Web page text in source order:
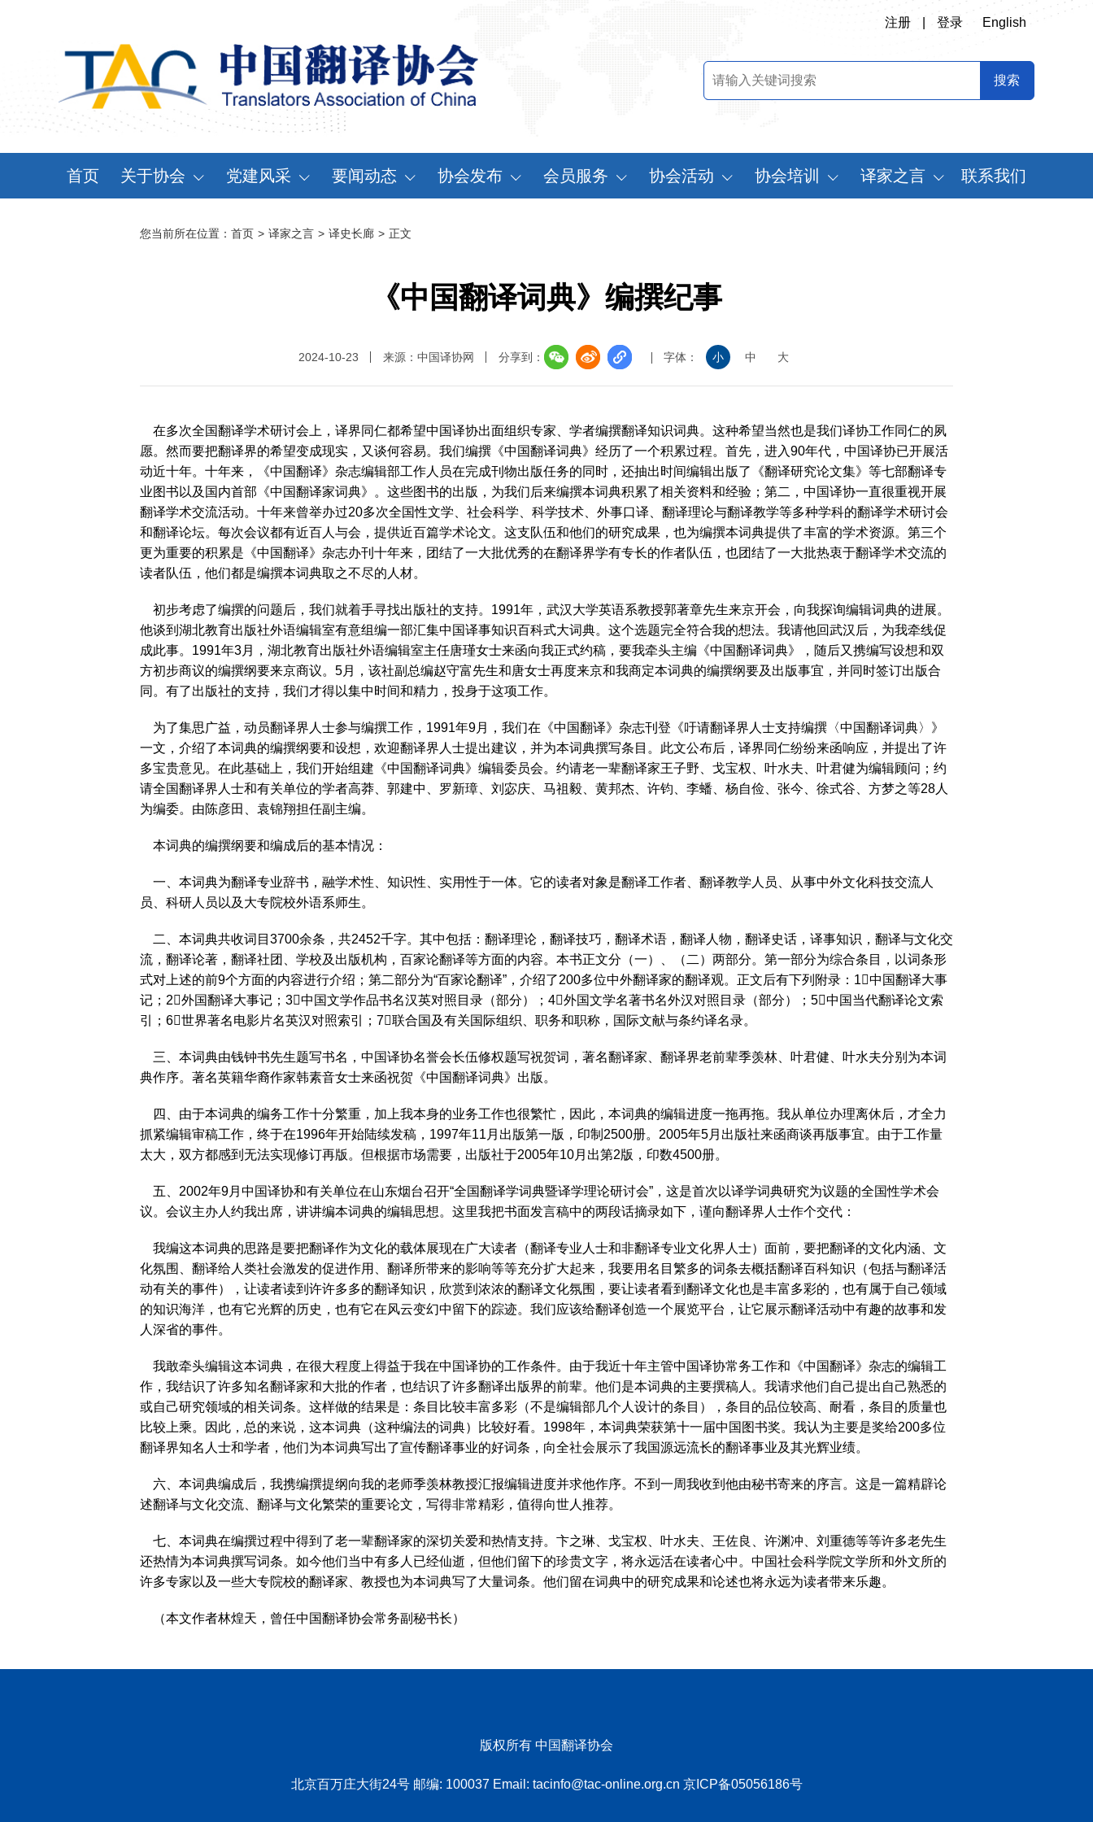
注册 登录 English
首页 关于协会
历届会员代表大会
编
党建风采 要闻动态
会员动态
协会发布
认证服务
会员服务
缴费说明
协会活动
亚太翻译论坛
翻译中国·拥抱世
全国口译大赛
韩素音国际翻译大
赛
全国翻译技术大赛
协会培训 译家之言 联系我们
您当前所在位置： 首页 > 译家之言 > 译史长廊 > 正文
《中国翻译词典》编撰纪事
2024-10-23 来源：中国译协网 分享到： 字体： 小 中 大
在多次全国翻译学术研讨会上，译界同仁都希望中国译协出面组织专家、学者编撰翻译知识词典。这种希望当然也是我们译协工作同仁的夙
愿。然而要把翻译界的希望变成现实，又谈何容易。我们编撰《中国翻译词典》经历了一个积累过程。首先，进入90年代，中国译协已开展活
动近十年。十年来，《中国翻译》杂志编辑部工作人员在完成刊物出版任务的同时，还抽出时间编辑出版了《翻译研究论文集》等七部翻译专
业图书以及国内首部《中国翻译家词典》。这些图书的出版，为我们后来编撰本词典积累了相关资料和经验；第二，中国译协一直很重视开展
翻译学术交流活动。十年来曾举办过20多次全国性文学、社会科学、科学技术、外事口译、翻译理论与翻译教学等多种学科的翻译学术研讨会
和翻译论坛。每次会议都有近百人与会，提供近百篇学术论文。这支队伍和他们的研究成果，也为编撰本词典提供了丰富的学术资源。第三个
更为重要的积累是《中国翻译》杂志办刊十年来，团结了一大批优秀的在翻译界学有专长的作者队伍，也团结了一大批热衷于翻译学术交流的
读者队伍，他们都是编撰本词典取之不尽的人材。
初步考虑了编撰的问题后，我们就着手寻找出版社的支持。1991年，武汉大学英语系教授郭著章先生来京开会，向我探询编辑词典的进展。
他谈到湖北教育出版社外语编辑室有意组编一部汇集中国译事知识百科式大词典。这个选题完全符合我的想法。我请他回武汉后，为我牵线促
成此事。1991年3月，湖北教育出版社外语编辑室主任唐瑾女士来函向我正式约稿，要我牵头主编《中国翻译词典》，随后又携编写设想和双
方初步商议的编撰纲要来京商议。5月，该社副总编赵守富先生和唐女士再度来京和我商定本词典的编撰纲要及出版事宜，并同时签订出版合
同。有了出版社的支持，我们才得以集中时间和精力，投身于这项工作。
为了集思广益，动员翻译界人士参与编撰工作，1991年9月，我们在《中国翻译》杂志刊登《吁请翻译界人士支持编撰〈中国翻译词典〉》
一文，介绍了本词典的编撰纲要和设想，欢迎翻译界人士提出建议，并为本词典撰写条目。此文公布后，译界同仁纷纷来函响应，并提出了许
多宝贵意见。在此基础上，我们开始组建《中国翻译词典》编辑委员会。约请老一辈翻译家王子野、戈宝权、叶水夫、叶君健为编辑顾问；约
请全国翻译界人士和有关单位的学者高莽、郭建中、罗新璋、刘宓庆、马祖毅、黄邦杰、许钧、李蟠、杨自俭、张今、徐式谷、方梦之等28人
为编委。由陈彦田、袁锦翔担任副主编。
本词典的编撰纲要和编成后的基本情况：
一、本词典为翻译专业辞书，融学术性、知识性、实用性于一体。它的读者对象是翻译工作者、翻译教学人员、从事中外文化科技交流人
员、科研人员以及大专院校外语系师生。
二、本词典共收词目3700余条，共2452千字。其中包括：翻译理论，翻译技巧，翻译术语，翻译人物，翻译史话，译事知识，翻译与文化交
流，翻译论著，翻译社团、学校及出版机构，百家论翻译等方面的内容。本书正文分（一）、（二）两部分。第一部分为综合条目，以词条形
式对上述的前9个方面的内容进行介绍；第二部分为“百家论翻译”，介绍了200多位中外翻译家的翻译观。正文后有下列附录：1中国翻译大事
记；2外国翻译大事记；3中国文学作品书名汉英对照目录（部分）；4外国文学名著书名外汉对照目录（部分）；5中国当代翻译论文索
引；6世界著名电影片名英汉对照索引；7联合国及有关国际组织、职务和职称，国际文献与条约译名录。
三、本词典由钱钟书先生题写书名，中国译协名誉会长伍修权题写祝贺词，著名翻译家、翻译界老前辈季羡林、叶君健、叶水夫分别为本词
典作序。著名英籍华裔作家韩素音女士来函祝贺《中国翻译词典》出版。
四、由于本词典的编务工作十分繁重，加上我本身的业务工作也很繁忙，因此，本词典的编辑进度一拖再拖。我从单位办理离休后，才全力
抓紧编辑审稿工作，终于在1996年开始陆续发稿，1997年11月出版第一版，印制2500册。2005年5月出版社来函商谈再版事宜。由于工作量
太大，双方都感到无法实现修订再版。但根据市场需要，出版社于2005年10月出第2版，印数4500册。
五、2002年9月中国译协和有关单位在山东烟台召开“全国翻译学词典暨译学理论研讨会”，这是首次以译学词典研究为议题的全国性学术会
议。会议主办人约我出席，讲讲编本词典的编辑思想。这里我把书面发言稿中的两段话摘录如下，谨向翻译界人士作个交代：
我编这本词典的思路是要把翻译作为文化的载体展现在广大读者（翻译专业人士和非翻译专业文化界人士）面前，要把翻译的文化内涵、文
化氛围、翻译给人类社会激发的促进作用、翻译所带来的影响等等充分扩大起来，我要用名目繁多的词条去概括翻译百科知识（包括与翻译活
动有关的事件），让读者读到许许多多的翻译知识，欣赏到浓浓的翻译文化氛围，要让读者看到翻译文化也是丰富多彩的，也有属于自己领域
的知识海洋，也有它光辉的历史，也有它在风云变幻中留下的踪迹。我们应该给翻译创造一个展览平台，让它展示翻译活动中有趣的故事和发
人深省的事件。
我敢牵头编辑这本词典，在很大程度上得益于我在中国译协的工作条件。由于我近十年主管中国译协常务工作和《中国翻译》杂志的编辑工
作，我结识了许多知名翻译家和大批的作者，也结识了许多翻译出版界的前辈。他们是本词典的主要撰稿人。我请求他们自己提出自己熟悉的
或自己研究领域的相关词条。这样做的结果是：条目比较丰富多彩（不是编辑部几个人设计的条目），条目的品位较高、耐看，条目的质量也
比较上乘。因此，总的来说，这本词典（这种编法的词典）比较好看。1998年，本词典荣获第十一届中国图书奖。我认为主要是奖给200多位
翻译界知名人士和学者，他们为本词典写出了宣传翻译事业的好词条，向全社会展示了我国源远流长的翻译事业及其光辉业绩。
六、本词典编成后，我携编撰提纲向我的老师季羡林教授汇报编辑进度并求他作序。不到一周我收到他由秘书寄来的序言。这是一篇精辟论
述翻译与文化交流、翻译与文化繁荣的重要论文，写得非常精彩，值得向世人推荐。
七、本词典在编撰过程中得到了老一辈翻译家的深切关爱和热情支持。卞之琳、戈宝权、叶水夫、王佐良、许渊冲、刘重德等等许多老先生
还热情为本词典撰写词条。如今他们当中有多人已经仙逝，但他们留下的珍贵文字，将永远活在读者心中。中国社会科学院文学所和外文所的
许多专家以及一些大专院校的翻译家、教授也为本词典写了大量词条。他们留在词典中的研究成果和论述也将永远为读者带来乐趣。
（本文作者林煌天，曾任中国翻译协会常务副秘书长）
版权所有 中国翻译协会
北京百万庄大街24号 邮编: 100037 Email: tacinfo@tac-online.org.cn 京ICP备05056186号